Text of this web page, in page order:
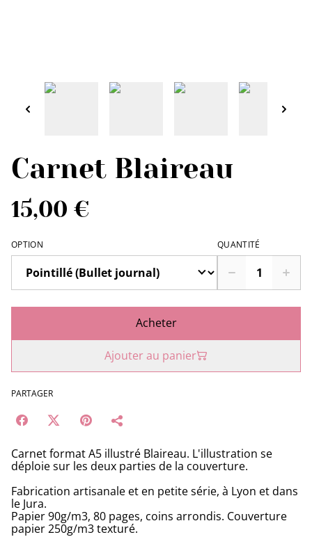
Carnet Blaireau
15,00 €
OPTION QUANTITÉ
Acheter
Ajouter au panier
PARTAGER
Carnet format A5 illustré Blaireau. L'illustration se
déploie sur les deux parties de la couverture.
Fabrication artisanale et en petite série, à Lyon et dans
le Jura.
Papier 90g/m3, 80 pages, coins arrondis. Couverture
papier 250g/m3 texturé.